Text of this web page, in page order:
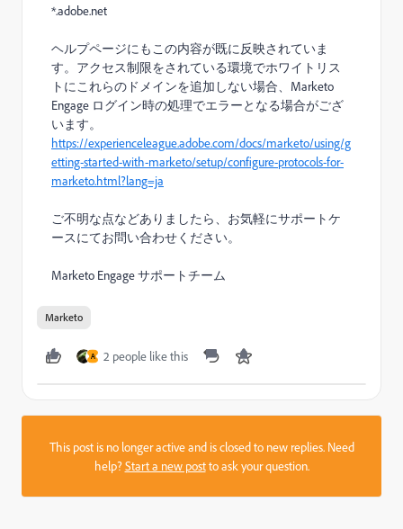
*.adobe.net
ヘルプページにもこの内容が既に反映されていま
す。アクセス制限をされている環境でホワイトリス
トにこれらのドメインを追加しない場合、Marketo
Engage ログイン時の処理でエラーとなる場合がござ
います。
https://experienceleague.adobe.com/docs/marketo/using/g
etting-started-with-marketo/setup/configure-protocols-for-
marketo.html?lang=ja
ご不明な点などありましたら、お気軽にサポートケ
ースにてお問い合わせください。
Marketo Engage サポートチーム
Marketo
A 2 people like this
This post is no longer active and is closed to new replies. Need
help?Start a new postto ask your question.